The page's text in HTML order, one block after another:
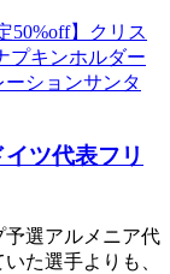
50%off】クリス
プキンホルダー
ションサンタ
ツ代表フリ
選アルメニア代
た選手よりも、